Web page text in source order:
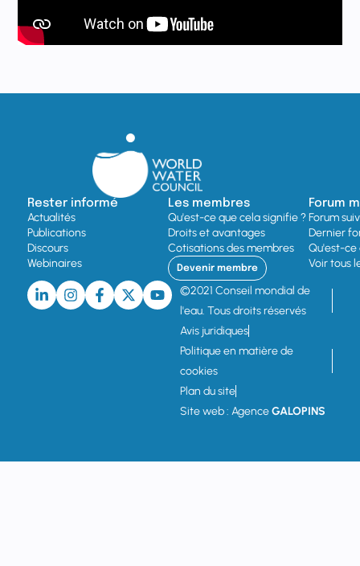
Rester informé
Actualités
Publications
Discours
Webinaires
Les membres
Qu'est-ce que cela signifie ?
Droits et avantages
Cotisations des membres
Devenir membre
Forum
Forum
Dernier
Qu'est-ce
Voir tous
©2021 Conseil mondial de
l'eau. Tous droits réservés
Avis juridiques
Politique en matière de
cookies
Plan du site
Site web : AgenceGALOPINS